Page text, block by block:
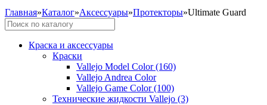
Главная»Каталог»Аксессуары»Протекторы»Ultimate Guard
Краска и аксессуары
Краски
Vallejo Model Color (160)
Vallejo Andrea Color
Vallejo Game Color (100)
Технические жидкости Vallejo (3)